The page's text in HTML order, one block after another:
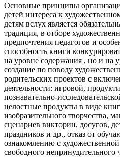
Основные принципы
детей интереса к
детям вслух является
традиция, в отборе
предпочтения педагогов и
способность книги
на уровне содержания , но и на
создание по поводу
родительских проектов с
деятельности: игровой,
познавательно-
целостные продукты в виде
изобразительного творчества,
сценариев викторин, досугов,
праздников и др., отказ от
ознакомлению с
свободного непринудительного